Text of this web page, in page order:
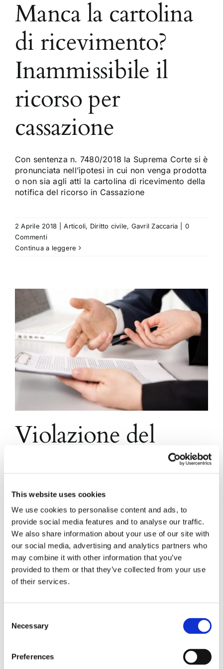
This website uses cookies
We use cookies to personalise content and ads, to
provide social media features and to analyse our traffic.
We also share information about your use of our site with
our social media, advertising and analytics partners who
may combine it with other information that you’ve
provided to them or that they’ve collected from your use
of their services.
Selection
Necessary
Preferences
Manca la cartolina
di ricevimento?
Inammissibile il
ricorso per
cassazione
Con sentenza n. 7480/2018 la Suprema Corte si è
pronunciata nell’ipotesi in cui non venga prodotta
o non sia agli atti la cartolina di ricevimento della
notifica del ricorso in Cassazione
2 Aprile 2018 Articoli, Diritto civile, Gavril Zaccaria
0
Commenti
Continua a leggere
Violazione del
CCNL: ricorso in
cassazione
improcedibile
senza allegare il
contratto
ritenuto improcedibile il ricorso in Cassazione nel
caso in cui il lavoratore, che denuncia l’avvenuta
allegare al proprio ricorso il testo integrale del